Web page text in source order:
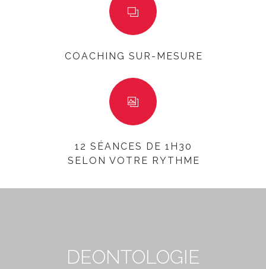
COACHING SUR-MESURE
12 SÉANCES DE 1H30
SELON VOTRE RYTHME
DEONTOLOGIE